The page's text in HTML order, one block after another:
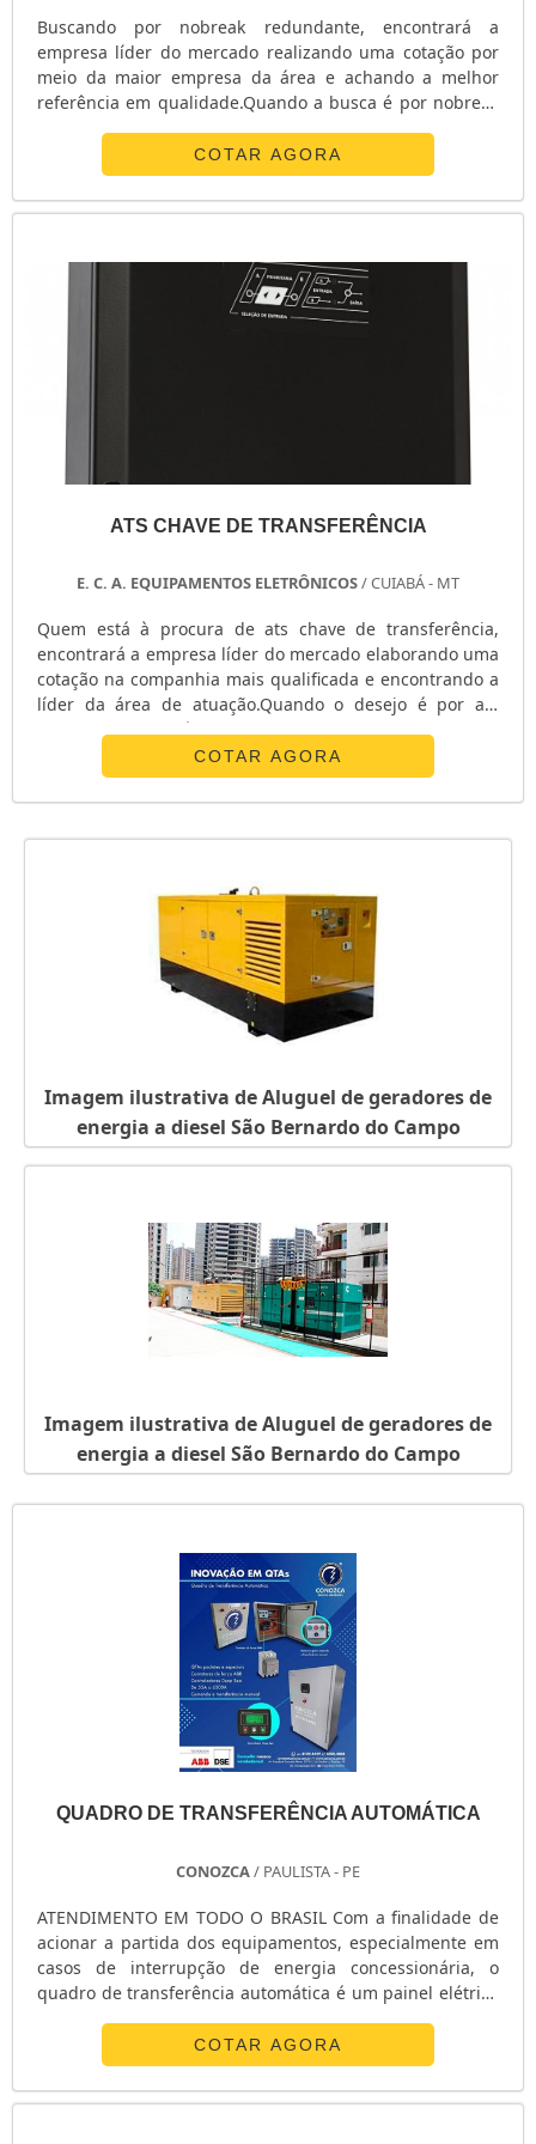
Buscando por nobreak redundante, encontrará a
empresa líder do mercado realizando uma cotação por
meio da maior empresa da área e achando a melhor
referência em qualidade.Quando a busca é por nobreak
Equipamentos Eletrônicos alcançará proteção com
soluções para sistemas críticos de energia.ALGUNS
DETALHES SOBRE O NOBREAK REDUNDANTEA E. C. A.
COTAR AGORA
ATS CHAVE DE TRANSFERÊNCIA
E. C. A. EQUIPAMENTOS ELETRÔNICOS/ CUIABÁ - MT
Quem está à procura de ats chave de transferência,
encontrará a empresa líder do mercado elaborando uma
cotação na companhia mais qualificada e encontrando a
líder da área de atuação.Quando o desejo é por ats
chave de transferência, com os profissionais da E. C. A.
Equipamentos Eletrônicos o cliente receberá
assertividade com pagamento acessível.UM POUCO MAIS
SOBRE ATS CHAVE DE TRANSFERÊNCIAA E. C. A.
COTAR AGORA
Imagem ilustrativa de Aluguel de geradores de
energia a diesel São Bernardo do Campo
Imagem ilustrativa de Aluguel de geradores de
energia a diesel São Bernardo do Campo
QUADRO DE TRANSFERÊNCIA AUTOMÁTICA
CONOZCA/ PAULISTA - PE
ATENDIMENTO EM TODO O BRASIL Com a finalidade de
acionar a partida dos equipamentos, especialmente em
casos de interrupção de energia concessionária, o
quadro de transferência automática é um painel elétrico
informações sobre o produto Como o nome quadro de
transferência para gerador já diz, ele transfere a energia
COTAR AGORA